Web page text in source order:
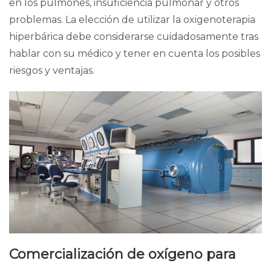
en los pulmones, insuficiencia pulmonar y otros
problemas. La elección de utilizar la oxigenoterapia
hiperbárica debe considerarse cuidadosamente tras
hablar con su médico y tener en cuenta los posibles
riesgos y ventajas.
Comercialización de oxígeno para